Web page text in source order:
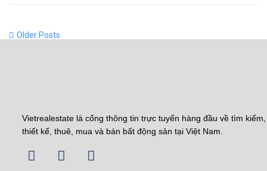
Older Posts
Vietrealestate là cổng thông tin trực tuyến hàng đầu về tìm kiếm,
thiết kế, thuê, mua và bán bất động sản tại Việt Nam.